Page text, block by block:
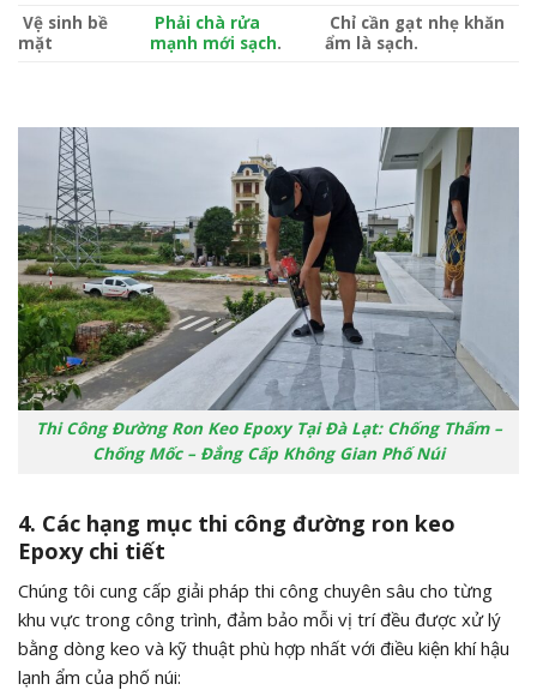
Vệ sinh bề
mặt
Phải chà rửa
mạnh mới sạch.
Chỉ cần gạt nhẹ khăn
ẩm là sạch.
Thi Công Đường Ron Keo Epoxy Tại Đà Lạt: Chống Thấm –
Chống Mốc – Đẳng Cấp Không Gian Phố Núi
4. Các hạng mục thi công đường ron keo
Epoxy chi tiết
Chúng tôi cung cấp giải pháp thi công chuyên sâu cho từng
khu vực trong công trình, đảm bảo mỗi vị trí đều được xử lý
bằng dòng keo và kỹ thuật phù hợp nhất với điều kiện khí hậu
lạnh ẩm của phố núi: